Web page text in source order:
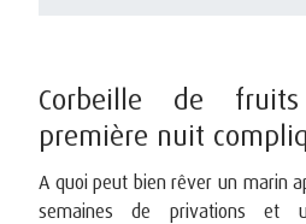
Corbeille de
première nuit
A quoi peut bien rêver un marin
semaines de privations et